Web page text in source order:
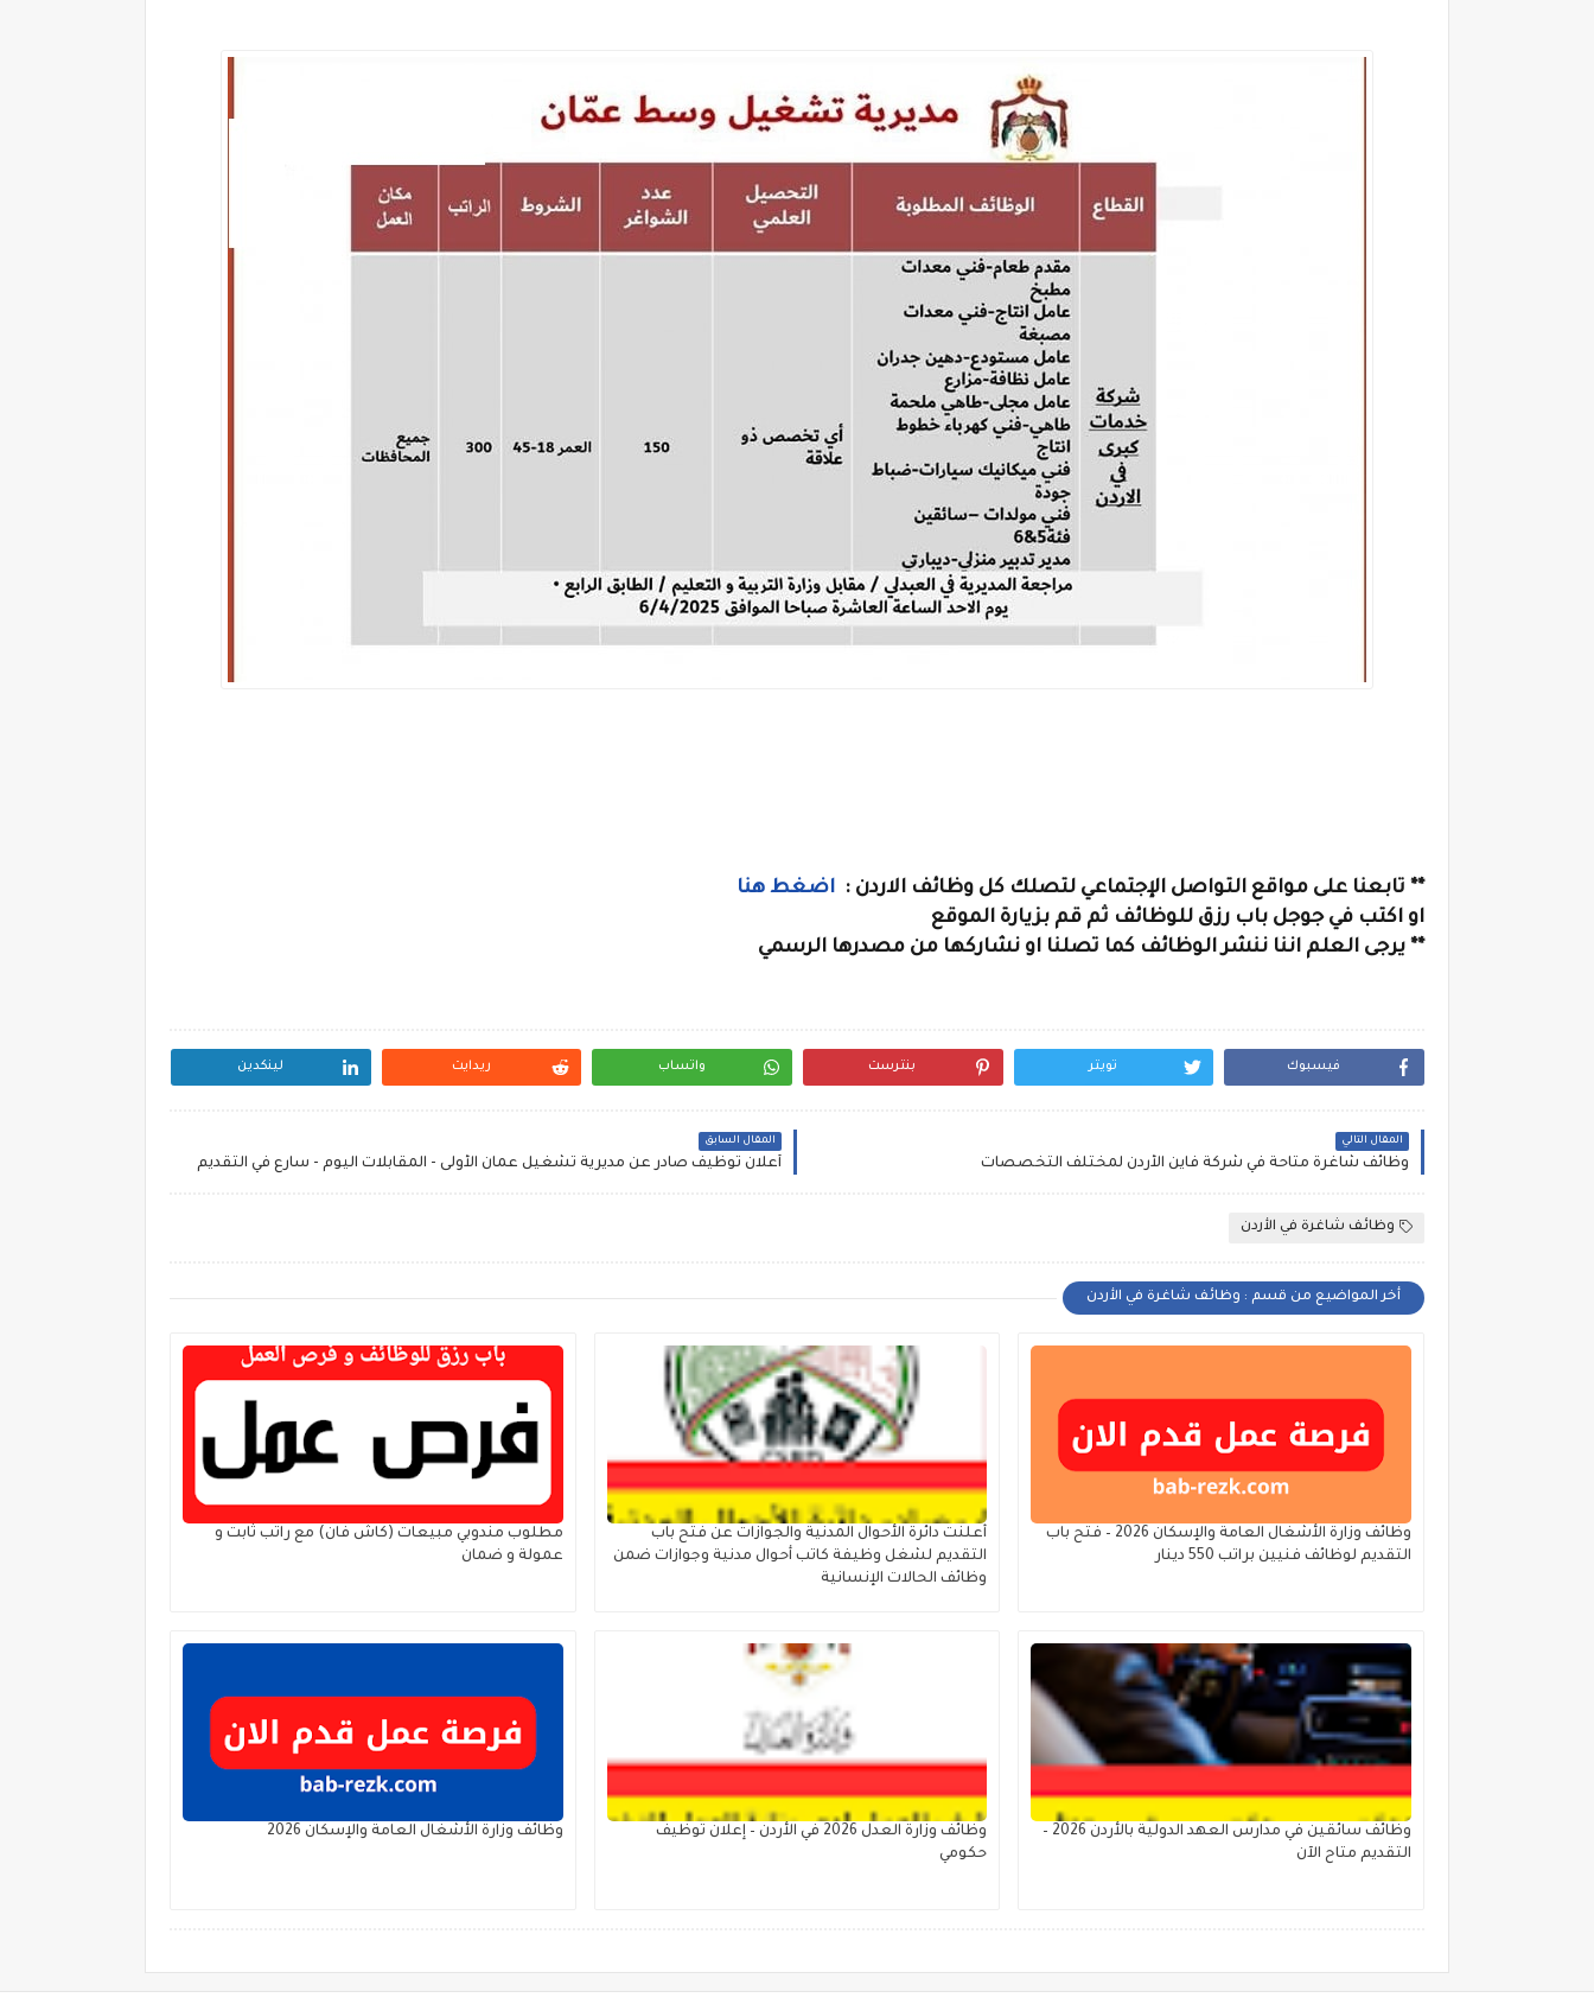
** تابعنا على مواقع التواصل الإجتماعي لتصلك كل وظائف الاردن : اضغط هنا
او اكتب في جوجل باب رزق للوظائف ثم قم بزيارة الموقع
** يرجى العلم اننا ننشر الوظائف كما تصلنا او نشاركها من مصدرها الرسمي
فيسبوك تويتر بنترست واتساب ريدايت لينكدين
المقال التالي
وظائف شاغرة متاحة في شركة فاين الأردن لمختلف التخصصات
المقال السابق
أعلان توظيف صادر عن مديرية تشغيل عمان الأولى - المقابلات اليوم - سارع في التقديم
وظائف شاغرة في الأردن
أخر المواضيع من قسم : وظائف شاغرة في الأردن
وظائف وزارة الأشغال العامة والإسكان 2026 – فتح باب
التقديم لوظائف فنيين براتب 550 دينار
أعلنت دائرة الأحوال المدنية والجوازات عن فتح باب
التقديم لشغل وظيفة كاتب أحوال مدنية وجوازات ضمن
وظائف الحالات الإنسانية
مطلوب مندوبي مبيعات (كاش فان) مع راتب ثابت و
عمولة و ضمان
وظائف سائقين في مدارس العهد الدولية بالأردن 2026 –
التقديم متاح الآن
وظائف وزارة العدل 2026 في الأردن – إعلان توظيف
حكومي
وظائف وزارة الأشغال العامة والإسكان 2026